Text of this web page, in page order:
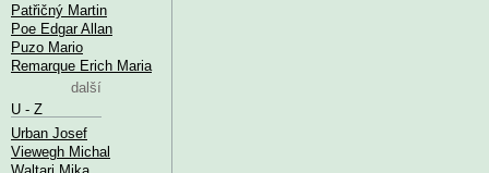
Patřičný Martin
Poe Edgar Allan
Puzo Mario
Remarque Erich Maria
další
U - Z
Urban Josef
Viewegh Michal